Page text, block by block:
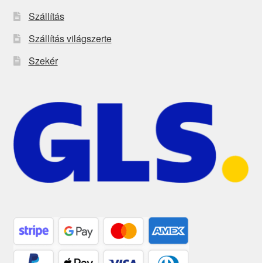
Szállítás
Szállítás világszerte
Szekér